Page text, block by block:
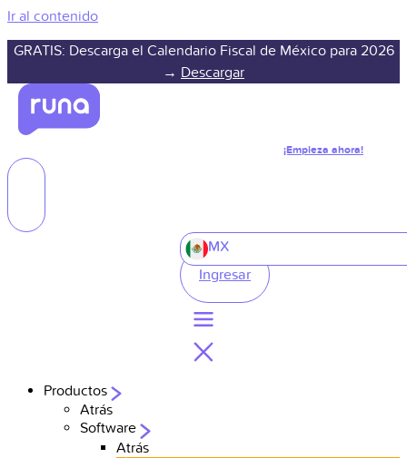
Ir al contenido
GRATIS: Descarga el Calendario Fiscal de México para 2026
→ Descargar
¡Empieza ahora!
MX
Ingresar
Productos
Atrás
Software
Atrás